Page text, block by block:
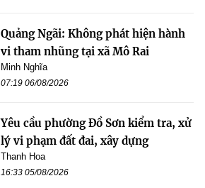
Quảng Ngãi: Không phát hiện hành
vi tham nhũng tại xã Mô Rai
Minh Nghĩa
07:19 06/08/2026
Yêu cầu phường Đồ Sơn kiểm tra, xử
lý vi phạm đất đai, xây dựng
Thanh Hoa
16:33 05/08/2026